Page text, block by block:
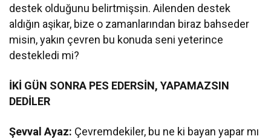
destek olduğunu belirtmişsin. Ailenden destek
aldığın aşikar, bize o zamanlarından biraz bahseder
misin, yakın çevren bu konuda seni yeterince
destekledi mi?
İKİ GÜN SONRA PES EDERSİN, YAPAMAZSIN
DEDİLER
Şevval Ayaz: Çevremdekiler, bu ne ki bayan yapar mı